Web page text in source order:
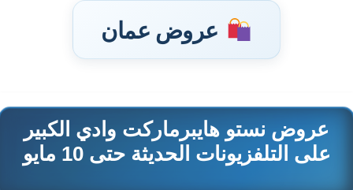
عروض عمان
تخطى
المحتوى
عروض نستو هايبرماركت وادي الكبير
على التلفزيونات الحديثة حتى 10 مايو